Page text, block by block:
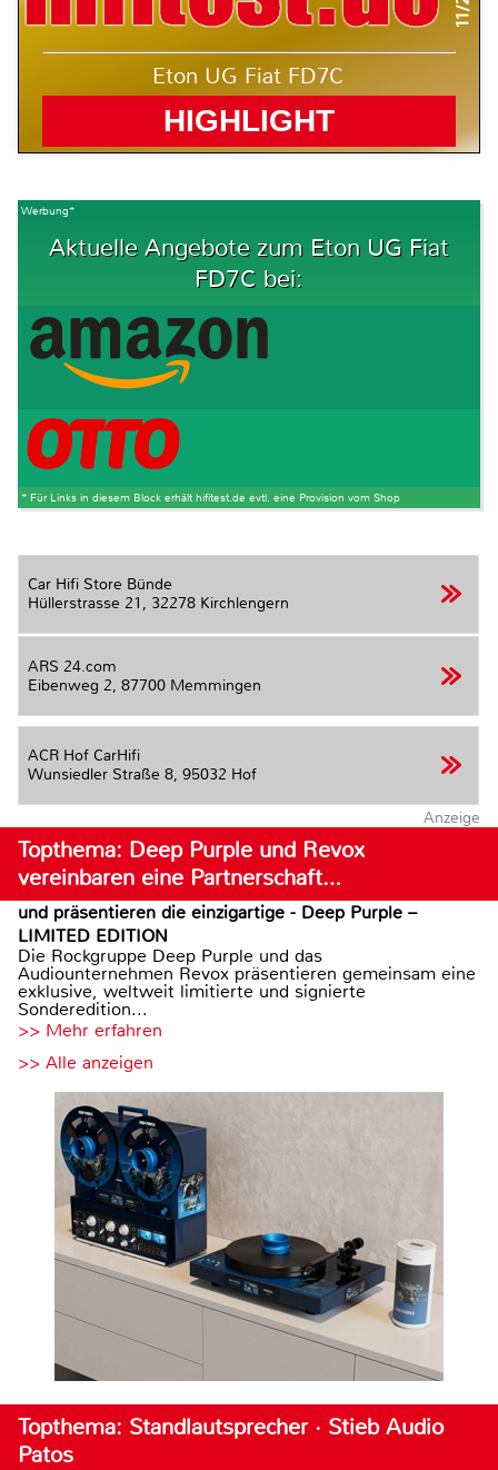
Eton UG Fiat FD7C
HIGHLIGHT
Werbung*
Aktuelle Angebote zum Eton UG Fiat
FD7C bei:
* Für Links in diesem Block erhält hifitest.de evtl. eine Provision vom Shop
Car Hifi Store Bünde
Hüllerstrasse 21, 32278 Kirchlengern
ARS 24.com
Eibenweg 2, 87700 Memmingen
ACR Hof CarHifi
Wunsiedler Straße 8, 95032 Hof
Anzeige
Topthema: Deep Purple und Revox
vereinbaren eine Partnerschaft…
und präsentieren die einzigartige - Deep Purple –
LIMITED EDITION
Die Rockgruppe Deep Purple und das
Audiounternehmen Revox präsentieren gemeinsam eine
exklusive, weltweit limitierte und signierte
Sonderedition...
>> Mehr erfahren
>> Alle anzeigen
Topthema: Standlautsprecher · Stieb Audio
Patos